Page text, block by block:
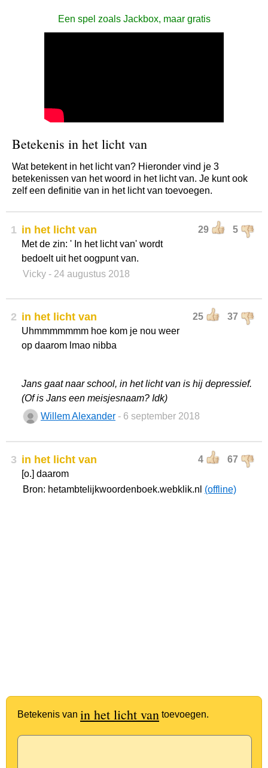
Een spel zoals Jackbox, maar gratis
Betekenis in het licht van
Wat betekent in het licht van? Hieronder vind je 3
betekenissen van het woord in het licht van. Je kunt ook
zelf een definitie van in het licht van toevoegen.
1 29 5
in het licht van
Met de zin: ' In het licht van' wordt
bedoelt uit het oogpunt van.
Vicky - 24 augustus 2018
2 25 37
in het licht van
Uhmmmmmmm hoe kom je nou weer
op daarom lmao nibba
Jans gaat naar school, in het licht van is hij depressief.
(Of is Jans een meisjesnaam? Idk)
Willem Alexander - 6 september 2018
3 4 67
in het licht van
[o.] daarom
Bron: hetambtelijkwoordenboek.webklik.nl (offline)
Betekenis van in het licht van toevoegen.